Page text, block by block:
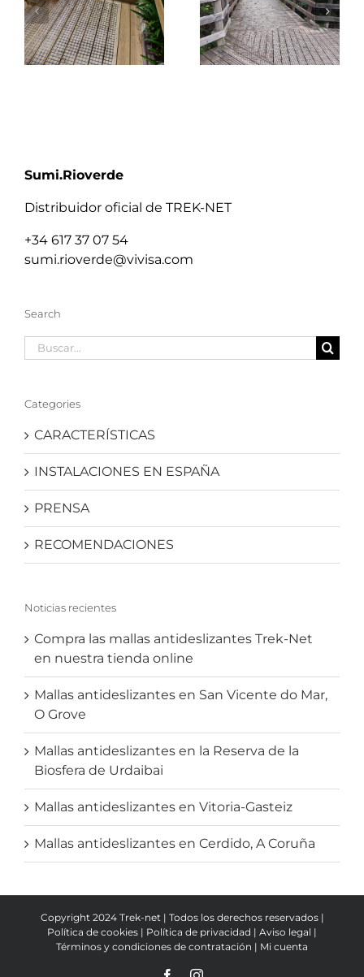
Sumi.Rioverde
Distribuidor oficial de TREK-NET
+34 617 37 07 54
sumi.rioverde@vivisa.com
Search
Buscar:
Categories
CARACTERÍSTICAS
INSTALACIONES EN ESPAÑA
PRENSA
RECOMENDACIONES
Noticias recientes
Compra las mallas antideslizantes Trek-Net
en nuestra tienda online
Mallas antideslizantes en San Vicente do Mar,
O Grove
Mallas antideslizantes en la Reserva de la
Biosfera de Urdaibai
Mallas antideslizantes en Vitoria-Gasteiz
Mallas antideslizantes en Cerdido, A Coruña
Copyright 2024 Trek-net | Todos los derechos reservados |
Política de cookies | Política de privacidad | Aviso legal |
Términos y condiciones de contratación | Mi cuenta